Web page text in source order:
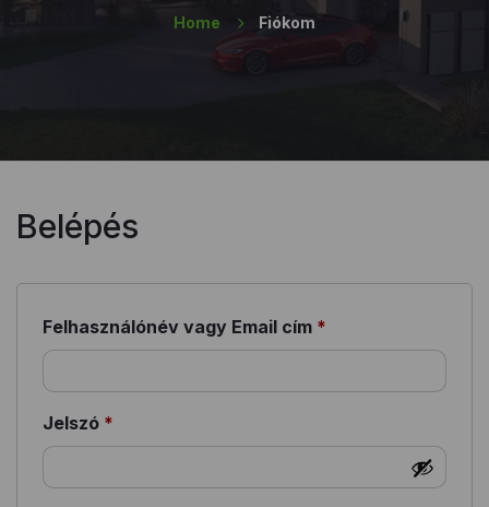
Home Fiókom
Belépés
Felhasználónév vagy Email cím *
Jelszó *